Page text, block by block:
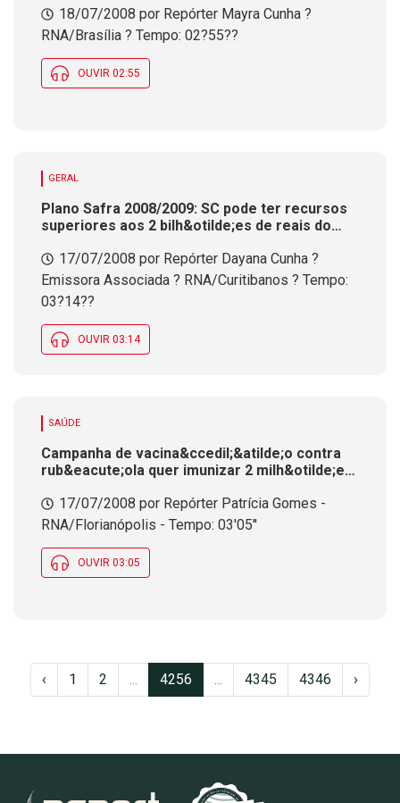
antes do recesso
18/07/2008 por Repórter Mayra Cunha ?
RNA/Brasília ? Tempo: 02?55??
OUVIR 02:55
GERAL
Plano Safra 2008/2009: SC pode ter recursos
superiores aos 2 bilh&otilde;es de reais do
17/07/2008 por Repórter Dayana Cunha ?
Emissora Associada ? RNA/Curitibanos ? Tempo:
03?14??
OUVIR 03:14
SAÚDE
Campanha de vacina&ccedil;&atilde;o contra
rub&eacute;ola quer imunizar 2 milh&otilde;es
17/07/2008 por Repórter Patrícia Gomes -
RNA/Florianópolis - Tempo: 03'05''
OUVIR 03:05
‹ 1 2 ... 4256 ... 4345 4346 ›